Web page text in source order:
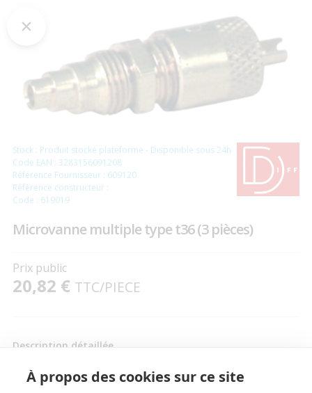
Stock : Produit stocké plateforme - Disponible sous 24h
Code EAN : 3283156091208
Référence Fournisseur : 609120
Référence constructeur :
Code : 619019
Microvanne multiple type t36 (3 pièces)
Prix public
20,82 € TTC/PIECE
Description détaillée
Caractéristiques techniques
À propos des cookies sur ce site